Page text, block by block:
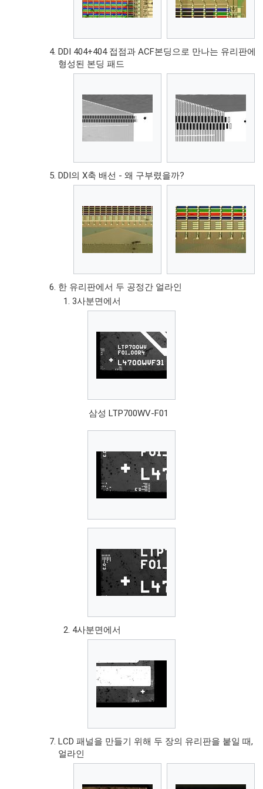
DDI 404+404 접점과 ACF본딩으로 만나는 유리판에
형성된 본딩 패드
DDI의 X축 배선 - 왜 구부렸을까?
한 유리판에서 두 공정간 얼라인
3사분면에서
삼성 LTP700WV-F01
4사분면에서
LCD 패널을 만들기 위해 두 장의 유리판을 붙일 때,
얼라인